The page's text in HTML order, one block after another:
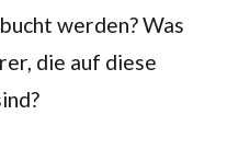
werden? Was
die auf diese